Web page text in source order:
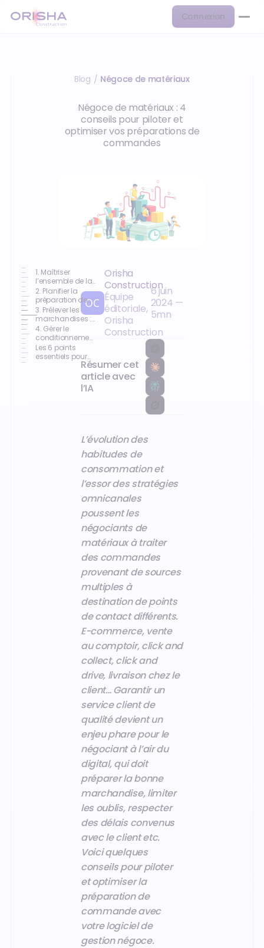
Connexion
Blog / Négoce de matériaux
Négoce de matériaux : 4
conseils pour piloter et
optimiser vos préparations de
commandes
1. Maîtriser
l’ensemble de la
chaîne et ses
enjeux
2. Planifier la
préparation de
commandes
3. Prélever les
marchandises :
le picking
4. Gérer le
conditionnement
et les expéditions
Les 6 points
essentiels pour
bien gérer votre
Orisha
Construction
Équipe
éditoriale,
Orisha
Construction
6 juin
2024 —
5mn
Résumer cet
article avec
l’IA
L’évolution des
habitudes de
consommation et
l’essor des stratégies
omnicanales
poussent les
négociants de
matériaux à traiter
des commandes
provenant de sources
multiples à
destination de points
de contact différents.
E-commerce, vente
au comptoir, click and
collect, click and
drive, livraison chez le
client… Garantir un
service client de
qualité devient un
enjeu phare pour le
négociant à l’air du
digital, qui doit
préparer la bonne
marchandise, limiter
les oublis, respecter
des délais convenus
avec le client etc.
Voici quelques
conseils pour piloter
et optimiser la
préparation de
commande avec
votre logiciel de
gestion négoce.